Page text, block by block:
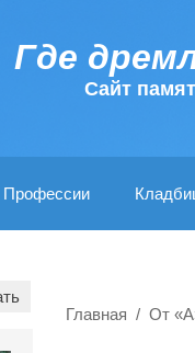
Где
Cайт
Профессии
Главная От